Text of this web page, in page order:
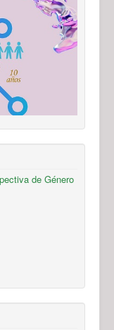
de Género